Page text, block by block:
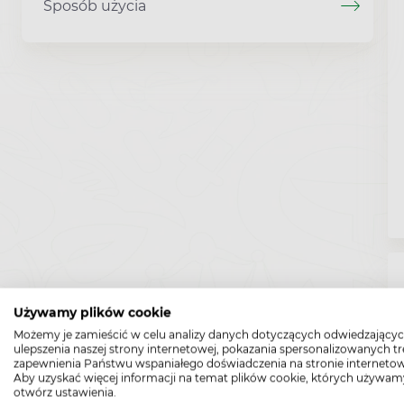
Używamy plików cookie
Możemy je zamieścić w celu analizy danych dotyczących
ulepszenia naszej strony internetowej, pokazania spersonalizowanych
zapewnienia Państwu wspaniałego doświadczenia na stronie
Aby uzyskać więcej informacji na temat plików cookie, których
otwórz ustawienia.
Sposób użycia